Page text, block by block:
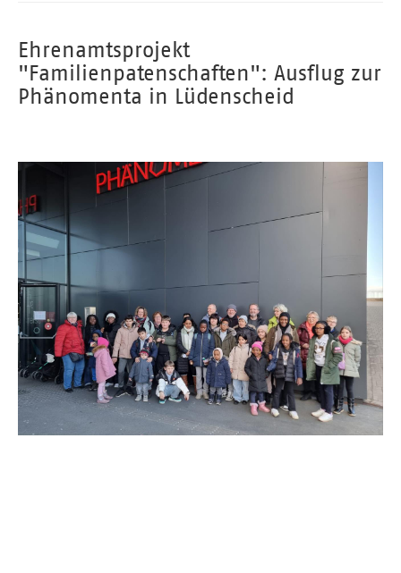
Ehrenamtsprojekt
"Familienpatenschaften": Ausflug zur
Phänomenta in Lüdenscheid